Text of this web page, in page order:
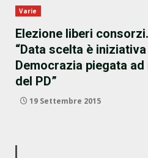
Varie
Elezione liberi
“Data scelta è
Democrazia piegata
del PD”
19 Settembre 2015